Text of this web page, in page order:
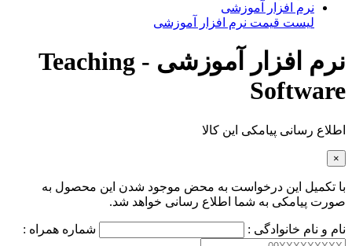
نرم افزار آموزشی
لیست قیمت نرم افزار آموزشی
نرم افزار آموزشی - Teaching
Software
اطلاع رسانی پیامکی این کالا
×
با تکمیل این درخواست به محض موجود شدن این محصول به
صورت پیامکی به شما اطلاع رسانی خواهد شد.
نام و نام خانوادگی : شماره همراه :